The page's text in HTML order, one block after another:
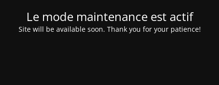
Le mode maintenance est actif
Site will be available soon. Thank you for your patience!